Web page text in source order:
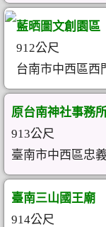
藍晒圖文創園區
912公尺
台南市中西區西
原台南神社事務
913公尺
臺南市中西區忠
臺南三山國王廟
914公尺